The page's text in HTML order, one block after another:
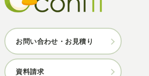
お問い合わせ・お見積り
資料請求